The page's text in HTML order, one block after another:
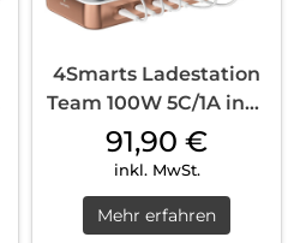
4Smarts Ladestation
Team 100W 5C/1A inkl.
6 Kabel...
91,90 €
inkl. MwSt.
Mehr erfahren